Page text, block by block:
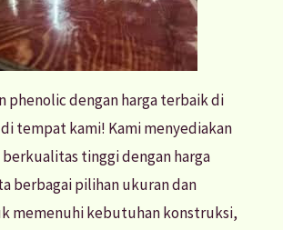
phenolic dengan harga terbaik di
di tempat kami! Kami menyediakan
tinggi dengan harga
berbagai pilihan ukuran dan
memenuhi kebutuhan konstruksi,